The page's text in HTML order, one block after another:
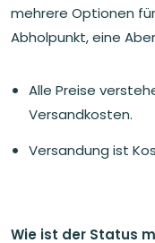
mehrere Optionen
Abholpunkt, eine
Alle Preise
Versandkosten.
Versandung ist
Wie ist der Status